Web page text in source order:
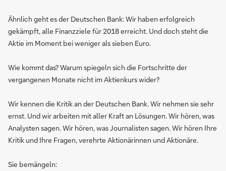
Ähnlich geht es der Deutschen Bank: Wir haben erfolgreich
gekämpft, alle Finanzziele für 2018 erreicht. Und doch steht die
Aktie im Moment bei weniger als sieben Euro.
Wie kommt das? Warum spiegeln sich die Fortschritte der
vergangenen Monate nicht im Aktienkurs wider?
Wir kennen die Kritik an der Deutschen Bank. Wir nehmen sie sehr
ernst. Und wir arbeiten mit aller Kraft an Lösungen. Wir hören, was
Analysten sagen. Wir hören, was Journalisten sagen. Wir hören Ihre
Kritik und Ihre Fragen, verehrte Aktionärinnen und Aktionäre.
Sie bemängeln: